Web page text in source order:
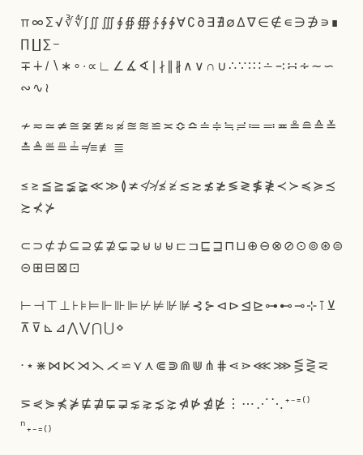
π∞Σ√∛∜∫ ∬ ∭∮∯∰∱∲∳∀∁∂∃∄∅∆∇∈∉∊∋∌∍ ∎
∏ ∐∑−
∓∔∕ ∖ ∗ ∘ ∙∝ ∟ ∠∡ ∢ ∣ ∤ ∥ ∦ ∧ ∨ ∩ ∪ ∴∵∶∷∸∹∺∻∼∽
∾∿≀
≁≂≃≄≅≆≇≈≉≊≋≌≍≎≏≐≑≒≓≔≕≖≗≘≙≚
≛≜≝≞≟≠≡≢ ≣
≤ ≥ ≦≧≨≩≪≫≬≭≮≯≰≱≲≳≴≵≶≷≸≹≺≻≼≽≾
≿⊀⊁
⊂⊃⊄⊅⊆⊇⊈⊉⊊⊋ ⊌ ⊍ ⊎ ⊏⊐⊑⊒⊓⊔⊕⊖⊗⊘⊙⊚⊛⊜
⊝⊞⊟⊠⊡
⊢⊣⊤⊥⊦⊧⊨⊩⊪⊫⊬⊭⊮⊯⊰⊱⊲⊳⊴⊵⊶⊷⊸⊹⊺⊻
⊼⊽ ⊾ ⊿⋀⋁⋂⋃⋄
⋅ ⋆ ⋇⋈⋉⋊⋋⋌⋍⋎⋏⋐⋑⋒⋓ ⋔ ⋕⋖⋗⋘⋙⋚⋛⋜
⋝⋞⋟⋠⋡⋢⋣⋤⋥⋦⋧⋨⋩⋪⋫⋬⋭ ⋮ ⋯⋰⋱⁺⁻⁼⁽⁾
ⁿ₊₋₌₍₎